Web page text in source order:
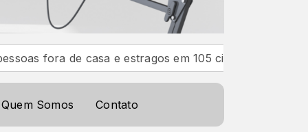
de casa e estragos em 105 cidades
Quem Somos Contato